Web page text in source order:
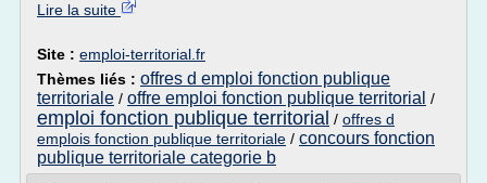
Lire la suite
Site : emploi-territorial.fr
Thèmes liés : offres d emploi fonction publique
territoriale / offre emploi fonction publique territorial /
emploi fonction publique territorial / offres d
emplois fonction publique territoriale / concours fonction
publique territoriale categorie b